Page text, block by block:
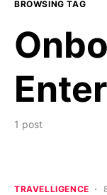
BROWSING TAG
1 post
TRAVELLIGENCE